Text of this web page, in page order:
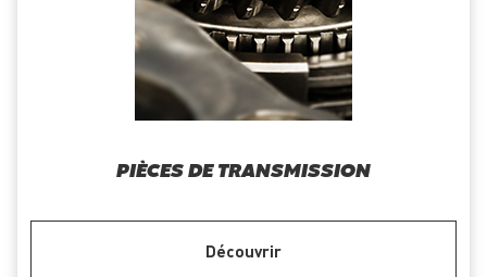
PIÈCES DE TRANSMISSION
Découvrir